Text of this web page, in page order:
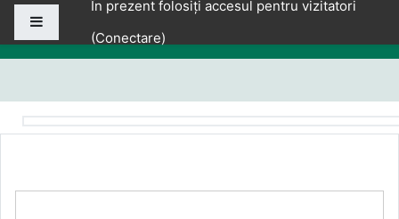
Sari la conţinutul principalÎn prezent folosiți accesul pentru vizitatori
(Conectare)